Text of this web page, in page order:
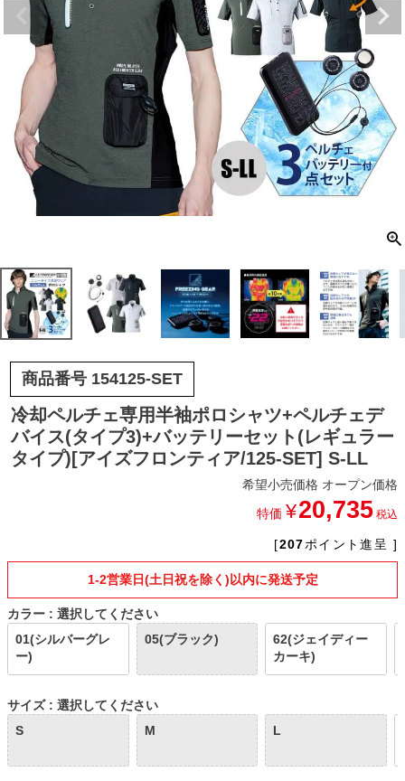
商品番号 154125-SET
冷却ペルチェ専用半袖ポロシャツ+ペルチェデ
バイス(タイプ3)+バッテリーセット(レギュラー
タイプ)[アイズフロンティア/125-SET] S-LL
希望小売価格 オープン価格
特価 ¥20,735 税込
[207ポイント進呈 ]
1-2営業日(土日祝を除く)以内に発送予定
カラー
選択してください
01(シルバーグレ
ー)
05(ブラック)
62(ジェイディー
カーキ)
サイズ
選択してください
S
M L